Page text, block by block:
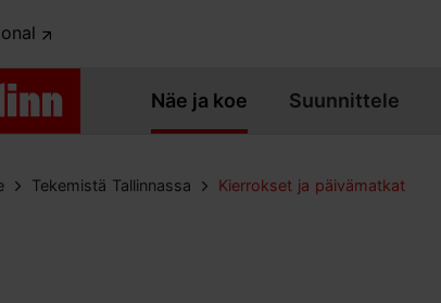
Näe ja koe Suunnittele
Tekemistä Tallinnassa Kierrokset ja päivämatkat